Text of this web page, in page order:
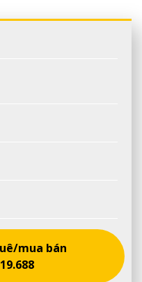
mua bán